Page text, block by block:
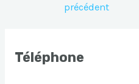
l’articleprécédent
Téléphone